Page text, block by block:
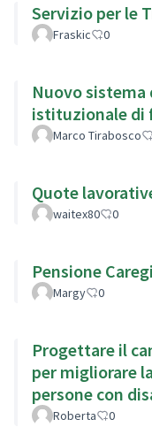
Servizio per le
Fraskic 0
Nuovo sistema
istituzionale di
Marco Tirabosco
Quote
waitex80 0
Pensione
Margy 0
Progettare il
per migliorare
persone con
Roberta 0